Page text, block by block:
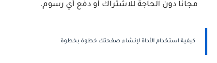
مجاناً دون الحاجة للاشتراك أو دفع أي رسوم.
كيفية استخدام الأداة لإنشاء صفحتك خطوة بخطوة